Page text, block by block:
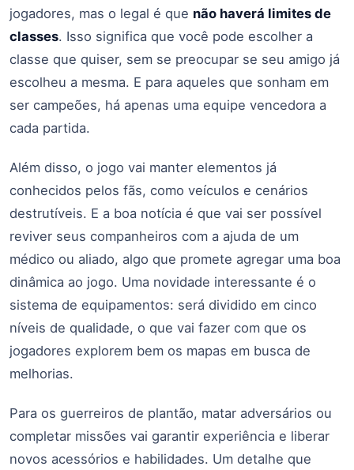
jogadores, mas o legal é que não haverá limites de
classes. Isso significa que você pode escolher a
classe que quiser, sem se preocupar se seu amigo já
escolheu a mesma. E para aqueles que sonham em
ser campeões, há apenas uma equipe vencedora a
cada partida.
Além disso, o jogo vai manter elementos já
conhecidos pelos fãs, como veículos e cenários
destrutíveis. E a boa notícia é que vai ser possível
reviver seus companheiros com a ajuda de um
médico ou aliado, algo que promete agregar uma boa
dinâmica ao jogo. Uma novidade interessante é o
sistema de equipamentos: será dividido em cinco
níveis de qualidade, o que vai fazer com que os
jogadores explorem bem os mapas em busca de
melhorias.
Para os guerreiros de plantão, matar adversários ou
completar missões vai garantir experiência e liberar
novos acessórios e habilidades. Um detalhe que